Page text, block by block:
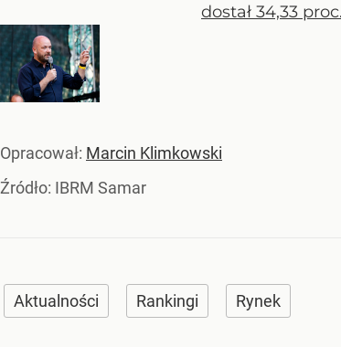
dostał 34,33
Opracował: Marcin Klimkowski
Źródło: IBRM Samar
Aktualności Rankingi Rynek